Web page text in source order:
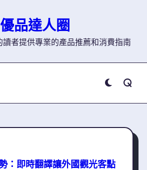
優品達人圈
者提供專業的產品推薦和消費指南
：即時翻譯讓外國觀光客點